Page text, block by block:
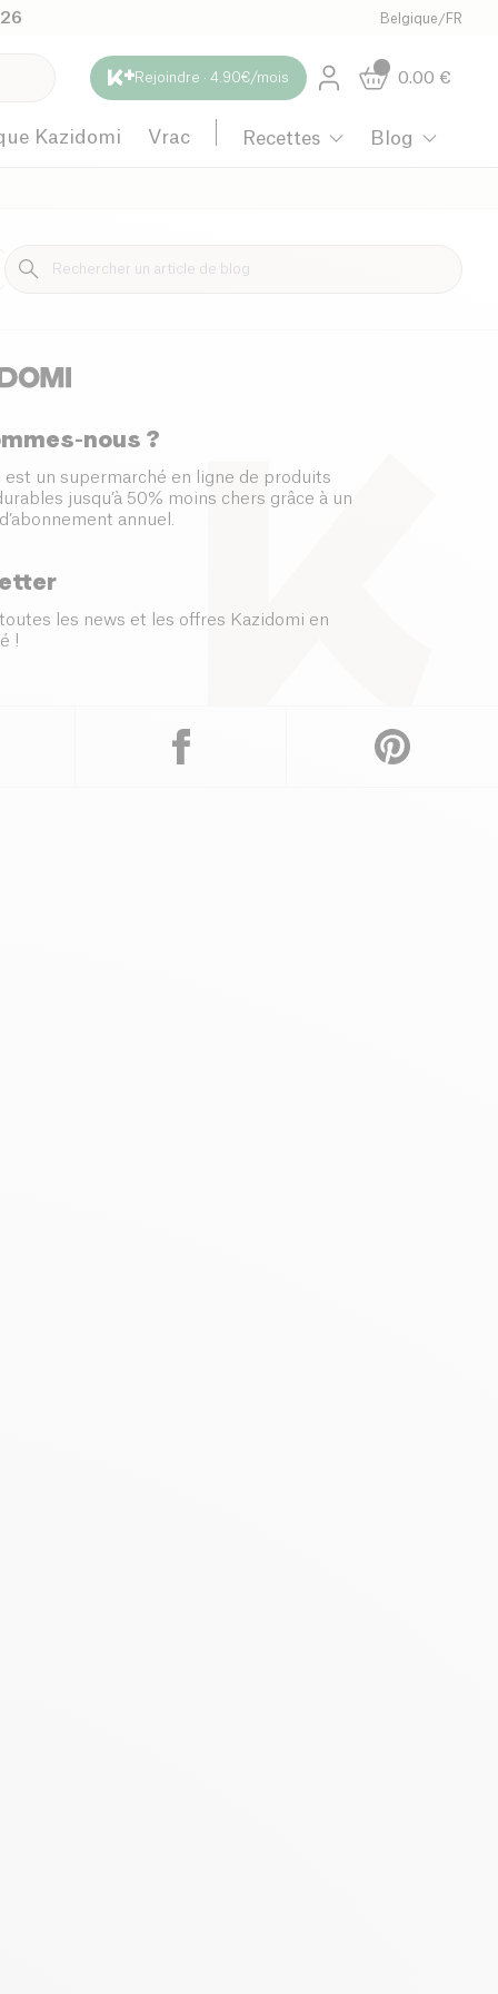
Belgique /FR
Rejoindre · 4.90€/mois 0.00 €
Kazidomi Vrac Recettes Blog
Maternité
nous ?
est un supermarché en ligne de produits
jusqu’à 50% moins chers grâce à un
annuel.
toutes les news et les offres Kazidomi en
!